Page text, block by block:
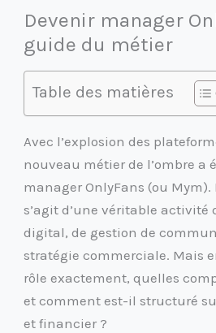
Devenir manager
guide du métier
Table des matières
Avec l’explosion des
nouveau métier de l’ombre a
manager OnlyFans (ou Mym).
s’agit d’une véritable activité
digital, de gestion de
stratégie commerciale. Mais
rôle exactement, quelles
et comment est-il structuré
et financier ?